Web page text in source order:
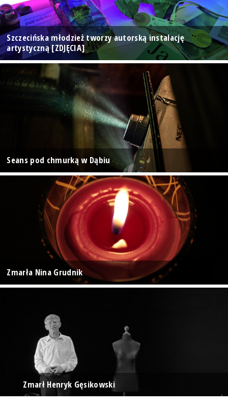
Szczecińska młodzież tworzy autorską instalację
artystyczną [ZDJĘCIA]
Seans pod chmurką w Dąbiu
Zmarła Nina Grudnik
Zmarł Henryk Gęsikowski